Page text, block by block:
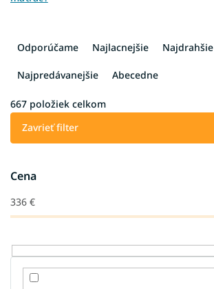
a
i
e
d
u
k
o
v
Odporúčame Najlacnejšie Najdrahšie
Najpredávanejšie Abecedne
667 položiek celkom
Zavrieť filter
Cena
336 €